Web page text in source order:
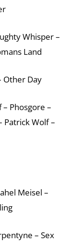
Whisper –
Land
Other Day
– Phosgore –
Patrick Wolf –
Meisel –
– Sex